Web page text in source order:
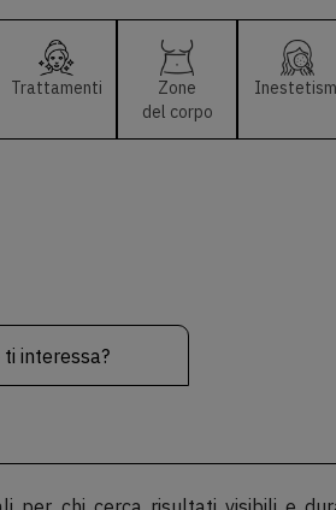
Trattamenti
Zone
del corpo